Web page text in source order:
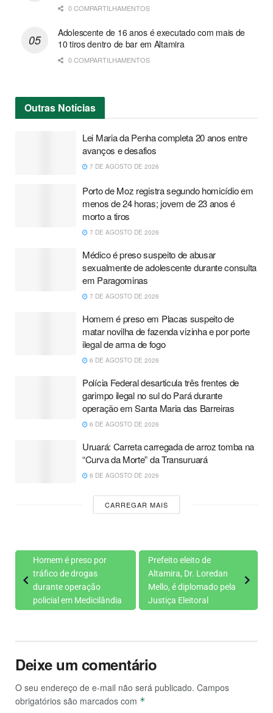
0 COMPARTILHAMENTOS
Adolescente de 16 anos é executado com mais de
10 tiros dentro de bar em Altamira
0 COMPARTILHAMENTOS
Outras Notícias
Lei Maria da Penha completa 20 anos entre
avanços e desafios
7 DE AGOSTO DE 2026
Porto de Moz registra segundo homicídio em
menos de 24 horas; jovem de 23 anos é
morto a tiros
7 DE AGOSTO DE 2026
Médico é preso suspeito de abusar
sexualmente de adolescente durante consulta
em Paragominas
7 DE AGOSTO DE 2026
Homem é preso em Placas suspeito de
matar novilha de fazenda vizinha e por porte
ilegal de arma de fogo
6 DE AGOSTO DE 2026
Polícia Federal desarticula três frentes de
garimpo ilegal no sul do Pará durante
operação em Santa Maria das Barreiras
6 DE AGOSTO DE 2026
Uruará: Carreta carregada de arroz tomba na
“Curva da Morte” da Transuruará
6 DE AGOSTO DE 2026
CARREGAR MAIS
Homem é preso por
tráfico de drogas
durante operação
policial em Medicilândia
Prefeito eleito de
Altamira, Dr. Loredan
Mello, é diplomado pela
Justiça Eleitoral
Deixe um comentário
O seu endereço de e-mail não será publicado. Campos
obrigatórios são marcados com *